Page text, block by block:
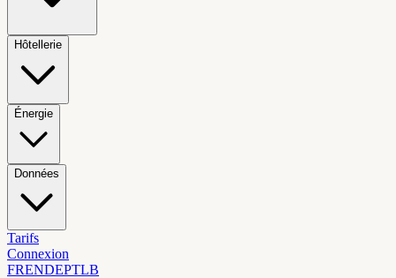
Hôtellerie
Énergie
Données
Tarifs
Connexion
FRENDEPTLB